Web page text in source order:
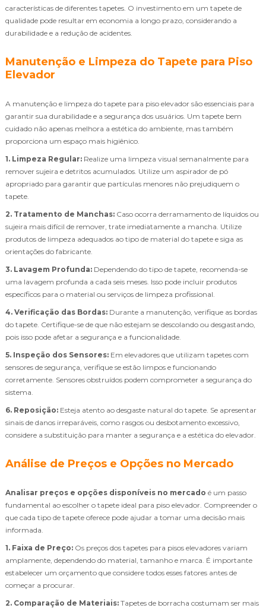
características de diferentes tapetes. O investimento em um tapete de
qualidade pode resultar em economia a longo prazo, considerando a
durabilidade e a redução de acidentes.
Manutenção e Limpeza do Tapete para Piso
Elevador
A manutenção e limpeza do tapete para piso elevador são essenciais para
garantir sua durabilidade e a segurança dos usuários. Um tapete bem
cuidado não apenas melhora a estética do ambiente, mas também
proporciona um espaço mais higiênico.
1. Limpeza Regular: Realize uma limpeza visual semanalmente para
remover sujeira e detritos acumulados. Utilize um aspirador de pó
apropriado para garantir que partículas menores não prejudiquem o
tapete.
2. Tratamento de Manchas: Caso ocorra derramamento de líquidos ou
sujeira mais difícil de remover, trate imediatamente a mancha. Utilize
produtos de limpeza adequados ao tipo de material do tapete e siga as
orientações do fabricante.
3. Lavagem Profunda: Dependendo do tipo de tapete, recomenda-se
uma lavagem profunda a cada seis meses. Isso pode incluir produtos
específicos para o material ou serviços de limpeza profissional.
4. Verificação das Bordas: Durante a manutenção, verifique as bordas
do tapete. Certifique-se de que não estejam se descolando ou desgastando,
pois isso pode afetar a segurança e a funcionalidade.
5. Inspeção dos Sensores: Em elevadores que utilizam tapetes com
sensores de segurança, verifique se estão limpos e funcionando
corretamente. Sensores obstruídos podem comprometer a segurança do
sistema.
6. Reposição: Esteja atento ao desgaste natural do tapete. Se apresentar
sinais de danos irreparáveis, como rasgos ou desbotamento excessivo,
considere a substituição para manter a segurança e a estética do elevador.
Análise de Preços e Opções no Mercado
Analisar preços e opções disponíveis no mercado é um passo
fundamental ao escolher o tapete ideal para piso elevador. Compreender o
que cada tipo de tapete oferece pode ajudar a tomar uma decisão mais
informada.
1. Faixa de Preço: Os preços dos tapetes para pisos elevadores variam
amplamente, dependendo do material, tamanho e marca. É importante
estabelecer um orçamento que considere todos esses fatores antes de
começar a procurar.
2. Comparação de Materiais: Tapetes de borracha costumam ser mais